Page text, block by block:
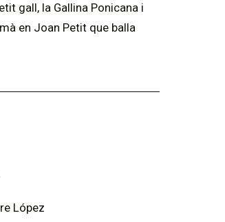
gall, la Gallina Ponicana i
en Joan Petit que balla
López